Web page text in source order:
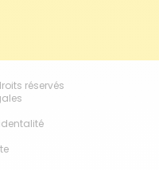
réservés